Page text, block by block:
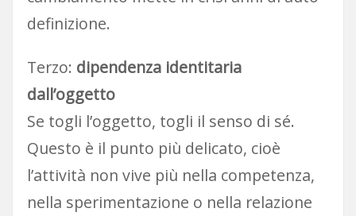
definizione.
Terzo: dipendenza identitaria
dall’oggetto
Se togli l’oggetto, togli il senso di sé.
Questo è il punto più delicato, cioè
l’attività non vive più nella competenza,
nella sperimentazione o nella relazione